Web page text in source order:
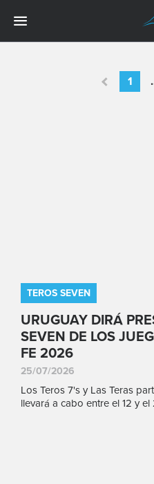
1
TEROS SEVEN
URUGUAY DIRÁ
SEVEN DE LOS
FE 2026
25/07/2026
Los Teros 7's y Las Teras
llevará a cabo entre el 12 y